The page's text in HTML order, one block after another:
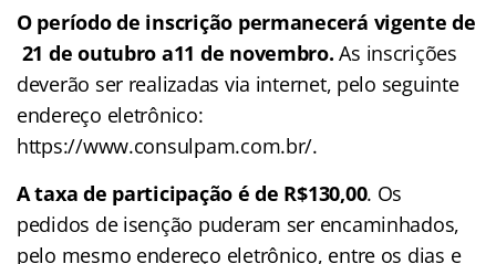
O período de inscrição permanecerá vigente de
21 de outubro a11 de novembro.As inscrições
deverão ser realizadas via internet, pelo seguinte
endereço eletrônico:
https://www.consulpam.com.br/.
A taxa de participação é de R$130,00. Os
pedidos de isenção puderam ser encaminhados,
pelo mesmo endereço eletrônico, entre os dias e